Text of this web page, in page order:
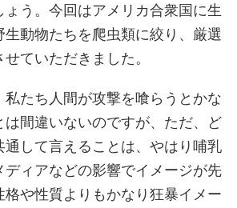
ょう。今回はアメリカ合衆国に生
生動物たちを爬虫類に絞り、厳選
ていただきました。
私たち人間が攻撃を喰らうとかな
は間違いないのですが、ただ、ど
通して言えることは、やはり哺乳
ディアなどの影響でイメージが先
や性質よりもかなり狂暴イメー